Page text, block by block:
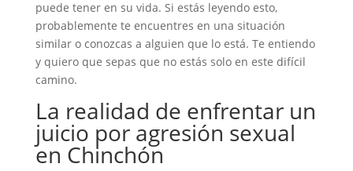
puede tener en su vida. Si estás leyendo esto,
probablemente te encuentres en una situación
similar o conozcas a alguien que lo está. Te entiendo
y quiero que sepas que no estás solo en este difícil
camino.
La realidad de enfrentar un
juicio por agresión sexual
en Chinchón